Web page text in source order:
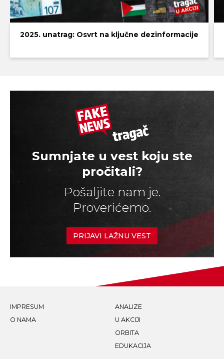
2025. unatrag: Osvrt na ključne dezinformacije
Sumnjate u vest koju ste
pročitali?
Pošaljite nam je.
Proverićemo.
PRIJAVI LAŽNU VEST
IMPRESUM
O NAMA
ANALIZE
U AKCIJI
ORBITA
EDUKACIJA